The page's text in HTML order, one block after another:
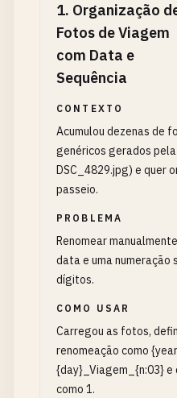
1. Organização
Fotos de Viagem
com Data e
Sequência
CONTEXTO
Acumulou dezenas de
genéricos gerados
DSC_4829.jpg) e quer
passeio.
PROBLEMA
Renomear
data e uma numeração
dígitos.
COMO USAR
Carregou as fotos,
renomeação como
{day}_Viagem_{n:03} e
como 1.